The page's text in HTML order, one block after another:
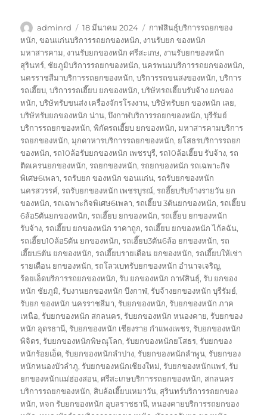
ผู้
เขียน
adminrd
เขียน
เมื่อ
18 มีนาคม 2024
ป้าย
กำกับ
กาฬสินธุ์บริการรถยกของ
หนัก,ขอนแก่นบริการรถยกของหนัก, งานรับยก ของหนัก
มหาสารคาม, งานรับยกของหนัก ศรีสะเกษ, งานรับยกของหนัก
สุรินทร์, ชัยภูมิบริการรถยกของหนัก,นครพนมบริการรถยกของหนัก,
นครราชสีมาบริการรถยกของหนัก,บริการรถขนสงของหนัก,บริการ
รถเฮี๊ยบ,บริการรถเฮี๊ยบ ยกของหนัก,บริษัทรถเฮี๊ยบรับจ้าง ยกของ
หนัก,บริษัทรับขนส่ง เครื่องจักรโรงงาน,บริษัทรับยก ของหนัก เลย,
บริษัทรับยกของหนัก น่าน,บึงกาฬบริการรถยกของหนัก,บุรีรัมย์
บริการรถยกของหนัก,พิกัดรถเฮี๊ยบ ยกของหนัก,มหาสารคามบริการ
รถยกของหนัก,มุกดาหารบริการรถยกของหนัก, ยโสธรบริการรถยก
ของหนัก,รถ10ล้อรับยกของหนัก เพชรบุรี,รถ10ล้อเฮี๊ยบ รับจ้าง,รถ
ติดเครนยกของหนัก,รถยกของหนัก,รถยกของหนัก รถเฉพาะกิจ
พิเศษ6เพลา,รถรับยก ของหนัก ขอนแก่น,รถรับยกของหนัก
นครสวรรค์,รถรับยกของหนัก เพชรบูรณ์,รถฮี๊ยบรับจ้างรายวัน ยก
ของหนัก,รถเฉพาะกิจพิเศษ6เพลา,รถเฮี๊ยบ 3ตันยกของหนัก,รถเฮี๊ยบ
6ล้อ5ตันยกของหนัก,รถเฮี๊ยบ ยกของหนัก,รถเฮี๊ยบ ยกของหนัก
รับจ้าง,รถเฮี๊ยบ ยกของหนัก ราคาถูก,รถเฮี๊ยบ ยกของหนัก ไก้ลฉัน,
รถเฮี๊ยบ10ล้อ5ตัน ยกของหนัก,รถเฮี๊ยบ3ตัน6ล้อ ยกของหนัก,รถ
เฮี๊ยบ5ตัน ยกของหนัก,รถเฮี๊ยบรายเดือน ยกของหนัก,รถเฮี๊ยบให้เช่า
รายเดือน ยกของหนัก,รถโลวเบทรับยกของหนัก อำนาจเจริญ,
ร้อยเอ็ดบริการรถยกของหนัก,รับ ยกของหนัก กาฬสินธุ์,รับ ยกของ
หนัก ชัยภูมิ,รับงานยกของหนัก บึงกาฬ,รับจ้างยกของหนัก บุรีรัมย์,
รับยก ของหนัก นครราชสีมา,รับยกของหนัก,รับยกของหนัก ภาค
เหนือ,รับยกของหนัก สกลนคร,รับยกของหนัก หนองคาย,รับยกของ
หนัก อุดรธานี,รับยกของหนัก เชียงราย กำแพงเพชร,รับยกของหนัก
พิจิตร,รับยกของหนักพิษณุโลก,รับยกของหนักยโสธร,รับยกของ
หนักร้อยเอ็ด,รับยกของหนักลำปาง,รับยกของหนักลำพูน,รับยกของ
หนักหนองบัวลำภู,รับยกของหนักเชียงใหม่,รับยกของหนักแพร่,รับ
ยกของหนักแม่ฮ่องสอน,ศรีสะเกษบริการรถยกของหนัก, สกลนคร
บริการรถยกของหนัก, สิบล้อเฮี๊ยบเหมาวัน, สุรินทร์บริการรถยกของ
หนัก,หจก รับยกของหนัก อุบลราชธานี,หนองคายบริการรถยกของ